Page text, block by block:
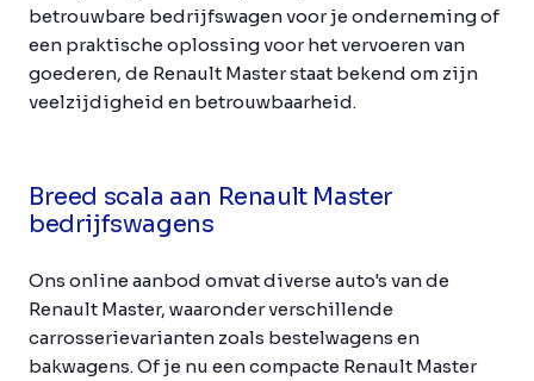
betrouwbare bedrijfswagen voor je onderneming of
een praktische oplossing voor het vervoeren van
goederen, de Renault Master staat bekend om zijn
veelzijdigheid en betrouwbaarheid.
Breed scala aan Renault Master
bedrijfswagens
Ons online aanbod omvat diverse auto's van de
Renault Master, waaronder verschillende
carrosserievarianten zoals bestelwagens en
bakwagens. Of je nu een compacte Renault Master